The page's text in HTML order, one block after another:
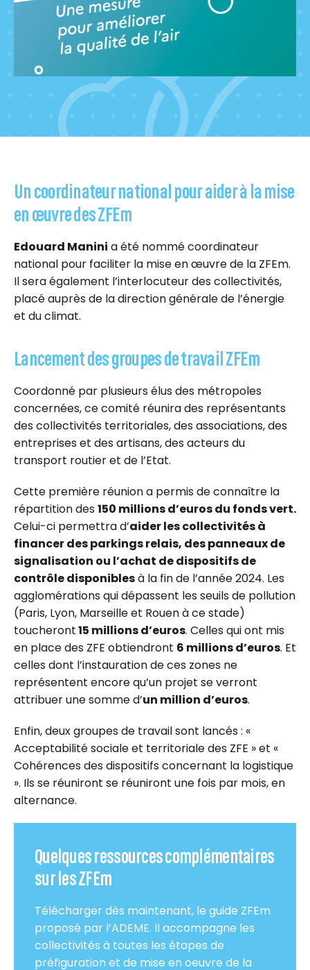
Un coordinateur national pour aider à la mise
en œuvre des ZFEm
Edouard Manini a été nommé coordinateur
national pour faciliter la mise en œuvre de la ZFEm.
Il sera également l’interlocuteur des collectivités,
placé auprès de la direction générale de l’énergie
et du climat.
Lancement des groupes de travail ZFEm
Coordonné par plusieurs élus des métropoles
concernées, ce comité réunira des représentants
des collectivités territoriales, des associations, des
entreprises et des artisans, des acteurs du
transport routier et de l’Etat.
Cette première réunion a permis de connaître la
répartition des150 millions d’euros du fonds vert.
Celui-ci permettra d’aider les collectivités à
financer des parkings relais, des panneaux de
signalisation ou l’achat de dispositifs de
contrôle disponiblesà la fin de l’année 2024. Les
agglomérations qui dépassent les seuils de pollution
(Paris, Lyon, Marseille et Rouen à ce stade)
toucheront15 millions d’euros. Celles qui ont mis
en place des ZFE obtiendront 6 millions d’euros. Et
celles dont l’instauration de ces zones ne
représentent encore qu’un projet se verront
attribuer une somme d’un million d’euros.
Enfin, deux groupes de travail sont lancés : «
Acceptabilité sociale et territoriale des ZFE » et «
Cohérences des dispositifs concernant la logistique
». Ils se réuniront se réuniront une fois par mois, en
alternance.
Quelques ressources complémentaires
sur les ZFEm
Télécharger dès maintenant, le guide ZFEm
proposé par l’ADEME. Il accompagne les
collectivités à toutes les étapes de
préfiguration et de mise en oeuvre de la